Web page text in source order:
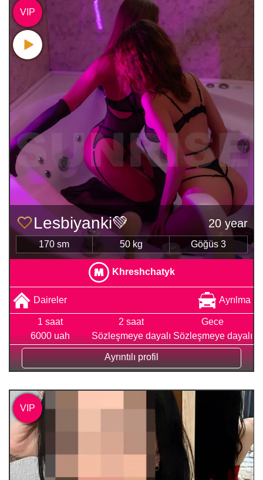
Lesbiyanki💚 20 year
170 sm 50 kg Göğüs 3
Khreshchatyk
Daireler Ayrılma
1 saat
6000 uah
2 saat
Sözleşmeye dayalı
Gece
Sözleşmeye dayalı
Ayrıntılı profil
VIP
VIP